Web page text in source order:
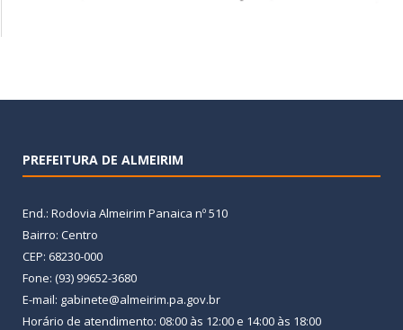
PREFEITURA DE ALMEIRIM
End.: Rodovia Almeirim Panaica nº 510
Bairro: Centro
CEP: 68230-000
Fone: (93) 99652-3680
E-mail: gabinete@almeirim.pa.gov.br
Horário de atendimento: 08:00 às 12:00 e 14:00 às 18:00